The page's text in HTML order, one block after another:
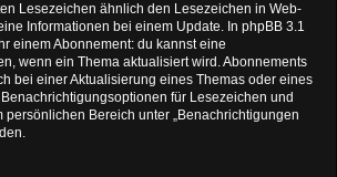
Lesezeichen ähnlich den Lesezeichen in Web-
Informationen bei einem Update. In phpBB 3.1
einem Abonnement: du kannst eine
wenn ein Thema aktualisiert wird. Abonnements
bei einer Aktualisierung eines Themas oder eines
für Lesezeichen und
persönlichen Bereich unter „Benachrichtigungen